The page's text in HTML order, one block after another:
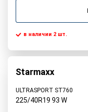
в наличии 2 шт.
Starmaxx
ULTRASPORT ST760
225/40R19 93 W